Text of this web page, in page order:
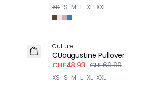
XS S M L XL XXL
Culture
CUaugustine Pullover
CHF48.93 CHF69.90
XS S M L XL XXL